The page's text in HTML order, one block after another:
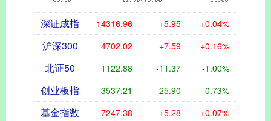
深证成指 14316.96 +5.95 +0.04%
沪深300 4702.02 +7.59 +0.16%
北证50 1122.88 -11.37 -1.00%
创业板指 3537.21 -25.90 -0.73%
基金指数 7247.38 +5.28 +0.07%